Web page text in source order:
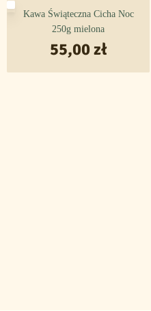
250 g
Kawa jest świeżo palona i
prywatnej palarni kawy.
Kawa Świąteczna Cicha Noc
250g mielona
55,00 zł